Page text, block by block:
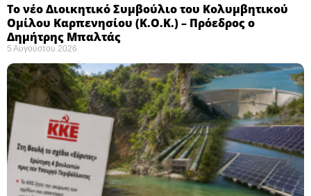
Το νέο Διοικητικό Συμβούλιο του Κολυμβητικού
Ομίλου Καρπενησίου (Κ.Ο.Κ.) – Πρόεδρος ο
Δημήτρης Μπαλτάς
5 Αυγούστου 2026